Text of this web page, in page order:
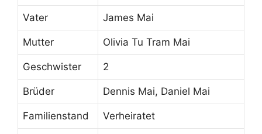
Vater James Mai
Mutter Olivia Tu Tram Mai
Geschwister 2
Brüder Dennis Mai, Daniel Mai
Familienstand Verheiratet